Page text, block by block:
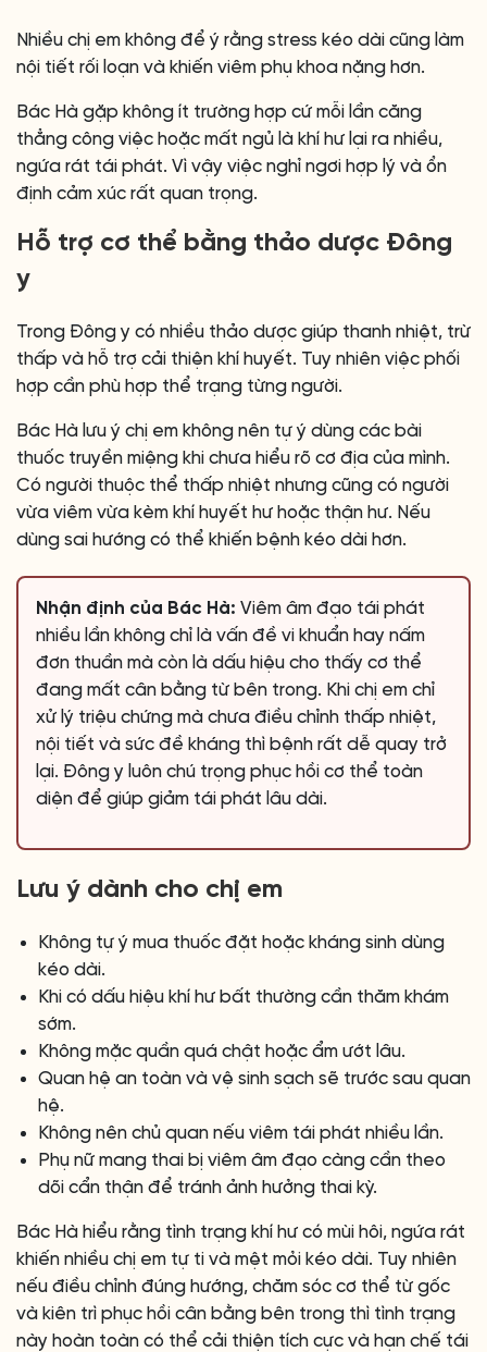
Nhiều chị em không để ý rằng stress kéo dài cũng làm
nội tiết rối loạn và khiến viêm phụ khoa nặng hơn.
Bác Hà gặp không ít trường hợp cứ mỗi lần căng
thẳng công việc hoặc mất ngủ là khí hư lại ra nhiều,
ngứa rát tái phát. Vì vậy việc nghỉ ngơi hợp lý và ổn
định cảm xúc rất quan trọng.
Hỗ trợ cơ thể bằng thảo dược Đông
y
Trong Đông y có nhiều thảo dược giúp thanh nhiệt, trừ
thấp và hỗ trợ cải thiện khí huyết. Tuy nhiên việc phối
hợp cần phù hợp thể trạng từng người.
Bác Hà lưu ý chị em không nên tự ý dùng các bài
thuốc truyền miệng khi chưa hiểu rõ cơ địa của mình.
Có người thuộc thể thấp nhiệt nhưng cũng có người
vừa viêm vừa kèm khí huyết hư hoặc thận hư. Nếu
dùng sai hướng có thể khiến bệnh kéo dài hơn.
Nhận định của Bác Hà: Viêm âm đạo tái phát
nhiều lần không chỉ là vấn đề vi khuẩn hay nấm
đơn thuần mà còn là dấu hiệu cho thấy cơ thể
đang mất cân bằng từ bên trong. Khi chị em chỉ
xử lý triệu chứng mà chưa điều chỉnh thấp nhiệt,
nội tiết và sức đề kháng thì bệnh rất dễ quay trở
lại. Đông y luôn chú trọng phục hồi cơ thể toàn
diện để giúp giảm tái phát lâu dài.
Lưu ý dành cho chị em
Không tự ý mua thuốc đặt hoặc kháng sinh dùng
kéo dài.
Khi có dấu hiệu khí hư bất thường cần thăm khám
sớm.
Không mặc quần quá chật hoặc ẩm ướt lâu.
Quan hệ an toàn và vệ sinh sạch sẽ trước sau quan
hệ.
Không nên chủ quan nếu viêm tái phát nhiều lần.
Phụ nữ mang thai bị viêm âm đạo càng cần theo
dõi cẩn thận để tránh ảnh hưởng thai kỳ.
Bác Hà hiểu rằng tình trạng khí hư có mùi hôi, ngứa rát
khiến nhiều chị em tự ti và mệt mỏi kéo dài. Tuy nhiên
nếu điều chỉnh đúng hướng, chăm sóc cơ thể từ gốc
và kiên trì phục hồi cân bằng bên trong thì tình trạng
này hoàn toàn có thể cải thiện tích cực và hạn chế tái